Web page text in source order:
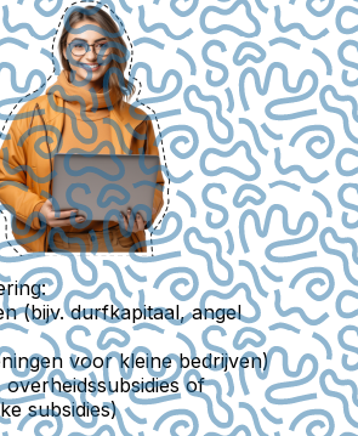
(bijv. durfkapitaal, angel
voor kleine bedrijven)
overheidssubsidies of
subsidies)